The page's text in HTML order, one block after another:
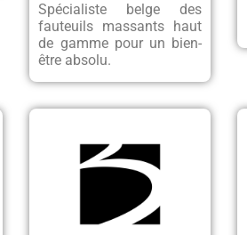
Spécialiste belge des
fauteuils massants haut
de gamme pour un bien-
être absolu.